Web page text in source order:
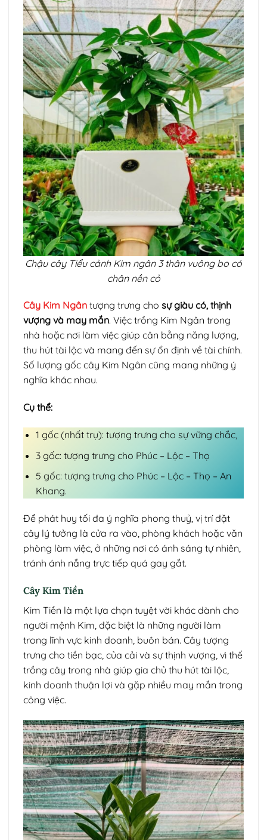
Chậu cây Tiểu cảnh Kim ngân 3 thân vuông bo có
chân nền cỏ
Cây Kim Ngân tượng trưng cho sự giàu có, thịnh
vượng và may mắn. Việc trồng Kim Ngân trong
nhà hoặc nơi làm việc giúp cân bằng năng lượng,
thu hút tài lộc và mang đến sự ổn định về tài chính.
Số lượng gốc cây Kim Ngân cũng mang những ý
nghĩa khác nhau.
Cụ thể:
1 gốc (nhất trụ): tượng trưng cho sự vững chắc,
3 gốc: tượng trưng cho Phúc – Lộc – Thọ
5 gốc: tượng trưng cho Phúc – Lộc – Thọ – An
Khang.
Để phát huy tối đa ý nghĩa phong thuỷ, vị trí đặt
cây lý tưởng là cửa ra vào, phòng khách hoặc văn
phòng làm việc, ở những nơi có ánh sáng tự nhiên,
tránh ánh nắng trực tiếp quá gay gắt.
Cây Kim Tiền
Kim Tiền là một lựa chọn tuyệt vời khác dành cho
người mệnh Kim, đặc biệt là những người làm
trong lĩnh vực kinh doanh, buôn bán. Cây tượng
trưng cho tiền bạc, của cải và sự thịnh vượng, vì thế
trồng cây trong nhà giúp gia chủ thu hút tài lộc,
kinh doanh thuận lợi và gặp nhiều may mắn trong
công việc.